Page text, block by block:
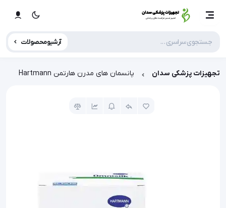
آرشیو محصولات
تجهیزات پزشکی سدان پانسمان های مدرن هارتمن Hartmann